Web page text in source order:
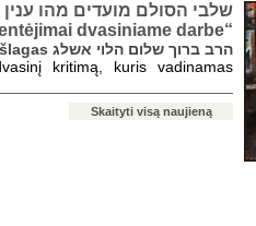
שלבי הסולם מועדים מהו ענין
dvasiniame darbe“
ravas Baruchas Ašlagas הרב ברוך שלום הלוי אשלג
kritimą, kuris vadinamas
Skaityti visą naujieną